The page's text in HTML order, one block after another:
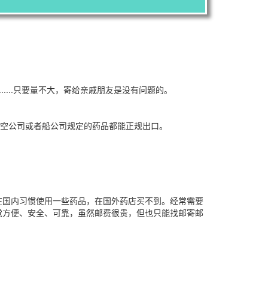
只要量不大，寄给亲戚朋友是没有问题的。
司或者船公司规定的药品都能正规出口。
内习惯使用一些药品，在国外药店买不到。经常需要
便、安全、可靠，虽然邮费很贵，但也只能找邮寄邮